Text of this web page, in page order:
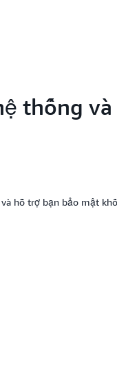
thống
hỗ trợ bạn bảo mật